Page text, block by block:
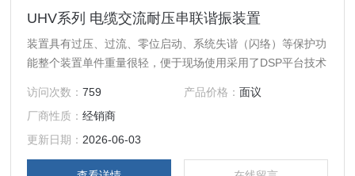
UHV系列 电缆交流耐压串联谐振装置
装置具有过压、过流、零位启动、系统失谐（闪络）等保护功
能整个装置单件重量很轻，便于现场使用采用了DSP平台技术
访问次数：759 产品价格： 面议
厂商性质：经销商
更新日期： 2026-06-03